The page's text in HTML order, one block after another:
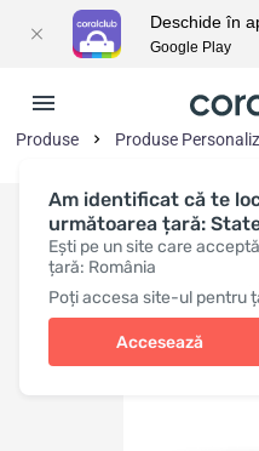
Am identificat că te
următoarea țară:
Ești pe un site care
țară: România
Poți accesa site-ul pentru
Accesează
Produse Produse
Deschide în
Google Play